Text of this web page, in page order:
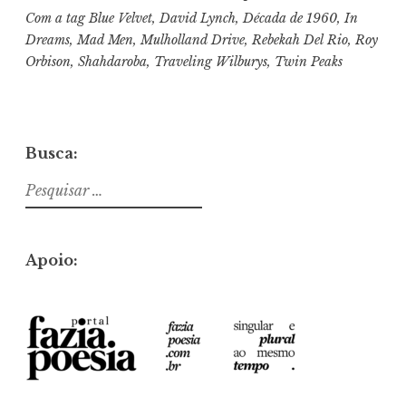
Com a tagBlue Velvet,David Lynch,Década de 1960,In
Dreams,Mad Men,Mulholland Drive, Rebekah Del Rio, Roy
Orbison, Shahdaroba, Traveling Wilburys, Twin Peaks
Busca:
Pesquisar
por:
Apoio: